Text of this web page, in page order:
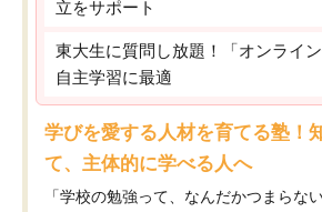
立をサポート
東大生に質問し放題！「オンライ
自主学習に最適
学びを愛する人材を育てる塾！
て、主体的に学べる人へ
「学校の勉強って、なんだかつまらない